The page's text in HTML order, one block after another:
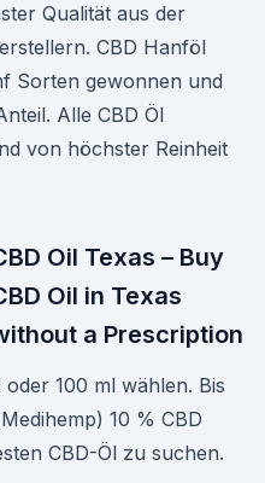
Qualität aus der
CBD Hanföl
Sorten gewonnen und
Alle CBD Öl
von höchster Reinheit
Oil Texas – Buy
Oil in Texas
a Prescription
100 ml wählen. Bis
10 % CBD
CBD-Öl zu suchen.